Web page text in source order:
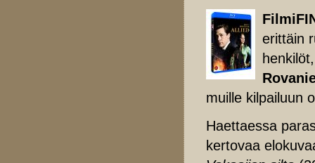
erittäin
muille kilpailuun
Haettaessa
kertovaa